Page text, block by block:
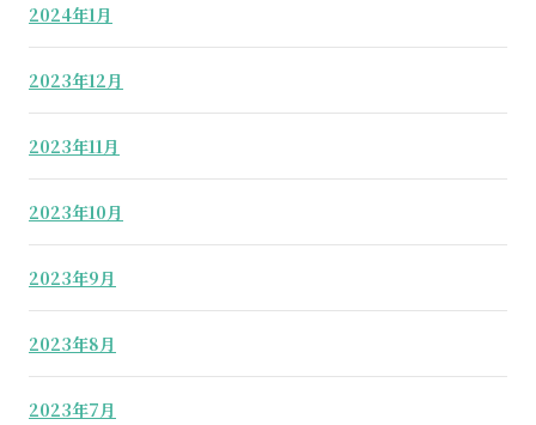
2024年1月
2023年12月
2023年11月
2023年10月
2023年9月
2023年8月
2023年7月